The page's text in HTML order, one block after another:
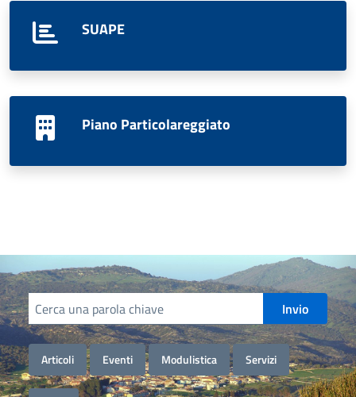
SUAPE
Piano Particolareggiato
Cerca informazioni, servizi, persone Invio
Articoli Eventi Modulistica Servizi